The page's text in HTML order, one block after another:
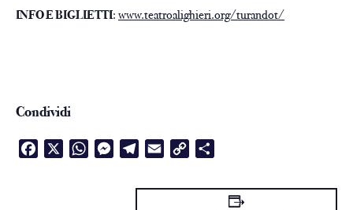
INFO E BIGLIETTI: www.teatroalighieri.org/turandot/
Condividi
Facebook WhatsAppMessenger
Telegram
Email
Copy